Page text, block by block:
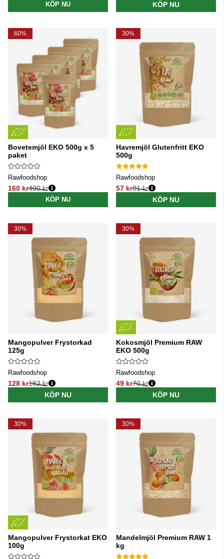
KÖP NU
KÖP NU
60%
Bovetemjöl EKO 500g x 5
paket
Rawfoodshop
160 kr
Ordinarie pris:
400 kr
KÖP NU
30%
Havremjöl Glutenfritt EKO
500g
Rawfoodshop
57 kr
Ordinarie pris:
81 kr
KÖP NU
30%
Mangopulver Frystorkad
125g
Rawfoodshop
128 kr
Ordinarie pris:
183 kr
KÖP NU
30%
Kokosmjöl Premium RAW
EKO 500g
Rawfoodshop
49 kr
Ordinarie pris:
70 kr
KÖP NU
30%
Mangopulver Frystorkat EKO
100g
30%
Mandelmjöl Premium RAW 1
kg